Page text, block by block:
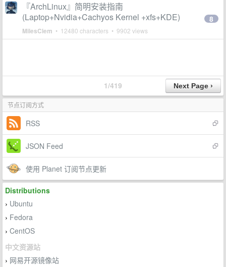
『ArchLinux』简明安装指南
(Laptop+Nvidia+Cachyos Kernel +xfs+KDE)
MilesClem • 12480 characters • 9902 views
8
1/419
节点订阅方式
RSS
JSON Feed
使用 Planet 订阅节点更新
Distributions
› Ubuntu
› Fedora
› CentOS
中文资源站
› 网易开源镜像站